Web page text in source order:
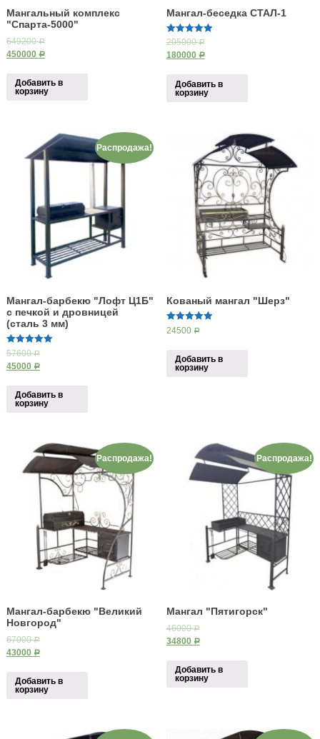
Мангальный комплекс
"Спарта-5000"
649200Р
450000 Р
Добавить в
корзину
Мангал-беседка СТАЛ-1
5.00
205000Р
180000 Р
Добавить в
корзину
Распродажа!
Мангал-барбекю "Лофт Ц1Б"
с печкой и дровницей
(сталь 3 мм)
5.00
57600Р
45000 Р
Добавить в
корзину
Кованый мангал "Шерз"
5.00
24500 Р
Добавить в
корзину
Распродажа!
Мангал-барбекю "Великий
Новгород"
67000Р
43000 Р
Добавить в
корзину
Распродажа!
Мангал "Пятигорск"
46000Р
34800 Р
Добавить в
корзину